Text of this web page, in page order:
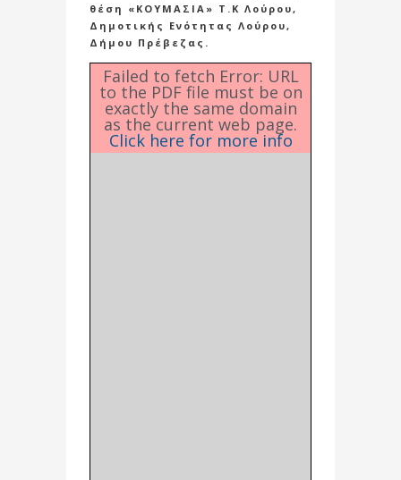
θέση «ΚΟΥΜΑΣΙΑ» Τ.Κ Λούρου,
Δημοτικής Ενότητας Λούρου,
Δήμου Πρέβεζας.
Failed to fetch Error: URL
to the PDF file must be on
exactly the same domain
as the current web page.
Click here for more info